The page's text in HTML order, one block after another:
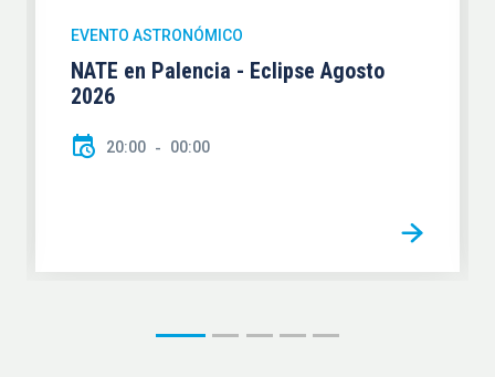
EVENTO ASTRONÓMICO
NATE en Palencia - Eclipse Agosto
2026
20:00 00:00